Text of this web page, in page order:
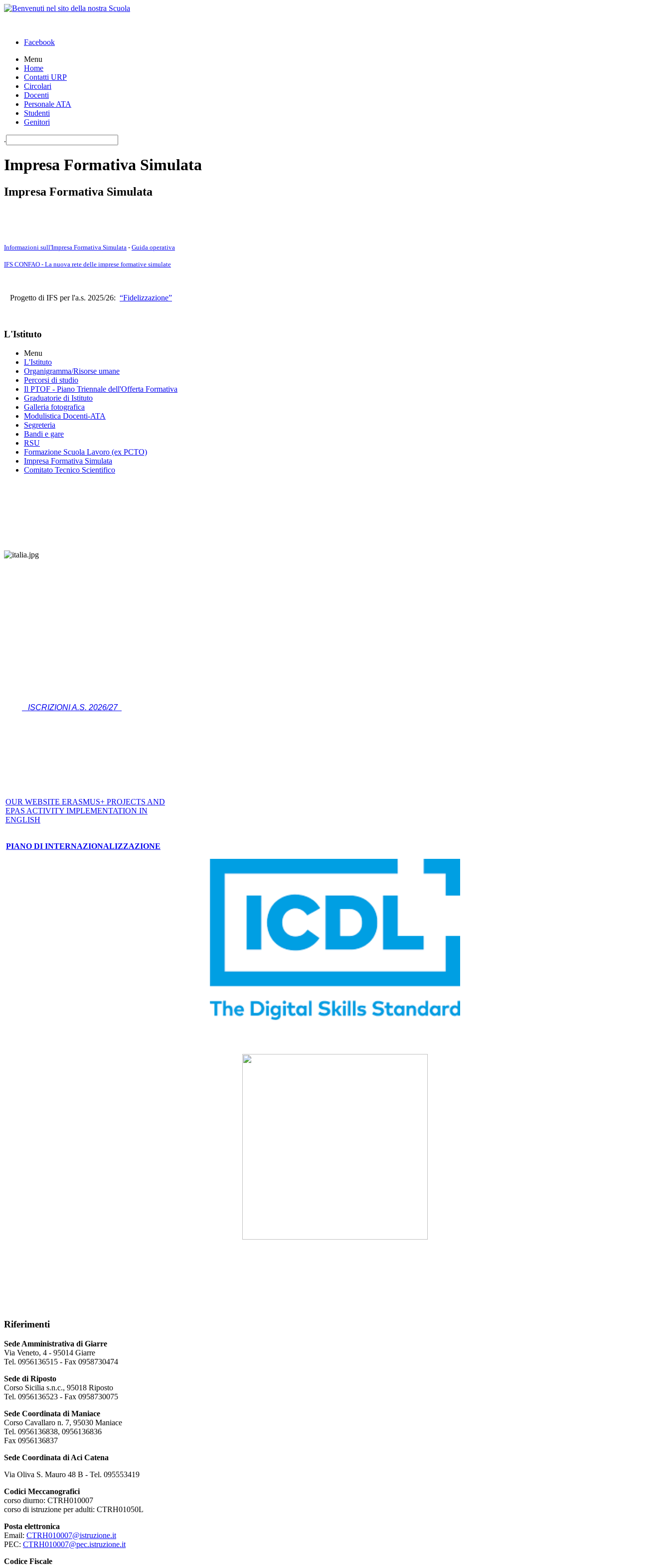
Facebook
Menu
Home
Contatti URP
Circolari
Docenti
Personale ATA
Studenti
Genitori
.
Impresa Formativa Simulata
Impresa Formativa Simulata
Informazioni sull'Impresa Formativa Simulata - Guida operativa
IFS CONFAO - La nuova rete delle imprese formative simulate
Progetto di IFS per l'a.s. 2025/26: “Fidelizzazione”
L'Istituto
Menu
L'Istituto
Organigramma/Risorse umane
Percorsi di studio
Il PTOF - Piano Triennale dell'Offerta Formativa
Graduatorie di Istituto
Galleria fotografica
Modulistica Docenti-ATA
Segreteria
Bandi e gare
RSU
Formazione Scuola Lavoro (ex PCTO)
Impresa Formativa Simulata
Comitato Tecnico Scientifico
ISCRIZIONI A.S. 2026/27
OUR WEBSITE ERASMUS+ PROJECTS AND
EPAS ACTIVITY IMPLEMENTATION IN
ENGLISH
PIANO DI INTERNAZIONALIZZAZIONE
Riferimenti
Sede Amministrativa di Giarre
Via Veneto, 4 - 95014 Giarre
Tel. 0956136515 - Fax 0958730474
Sede di Riposto
Corso Sicilia s.n.c., 95018 Riposto
Tel. 0956136523 - Fax 0958730075
Sede Coordinata di Maniace
Corso Cavallaro n. 7, 95030 Maniace
Tel. 0956136838, 0956136836
Fax 0956136837
Sede Coordinata di Aci Catena
Via Oliva S. Mauro 48 B - Tel. 095553419
Codici Meccanografici
corso diurno: CTRH010007
corso di istruzione per adulti: CTRH01050L
Posta elettronica
Email: CTRH010007@istruzione.it
PEC: CTRH010007@pec.istruzione.it
Codice Fiscale